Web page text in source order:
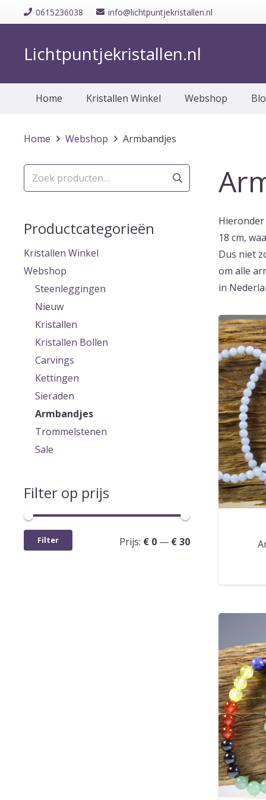
0615236038 info@lichtpuntjekristallen.nl
Lichtpuntjekristallen.nl
Home Kristallen Winkel Webshop
Home Webshop Armbandjes
Zoeken
naar:
Productcategorieën
Kristallen Winkel
Webshop
Steenleggingen
Nieuw
Kristallen
Kristallen Bollen
Carvings
Kettingen
Sieraden
Armbandjes
Trommelstenen
Sale
Filter op prijs
Min.
Max.
Filter Prijs: € 0 — € 30
Hieronder
18 cm,
Dus niet
om alle
in